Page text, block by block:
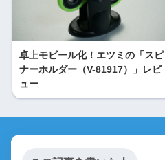
卓上モビール化！エツミの「スピ
ナーホルダー（V-81917）」レビ
ュー